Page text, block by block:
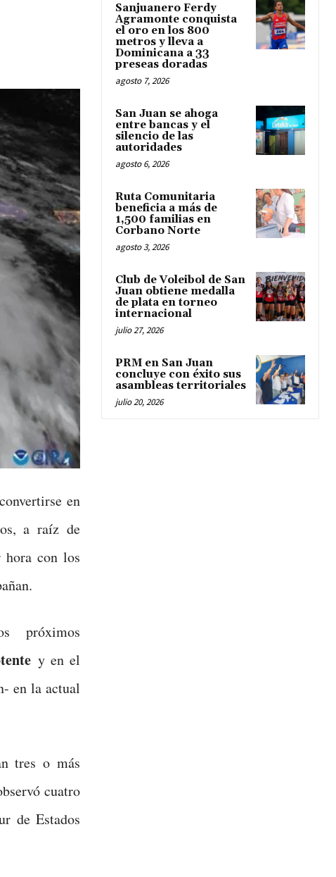
en
a raíz de
con los
próximos
y en el
en la actual
tres o más
cuatro
de Estados
Sanjuanero Ferdy
Agramonte conquista
el oro en los 800
metros y lleva a
Dominicana a 33
preseas doradas
agosto 7, 2026
San Juan se ahoga
entre bancas y el
silencio de las
autoridades
agosto 6, 2026
Ruta Comunitaria
beneficia a más de
1,500 familias en
Corbano Norte
agosto 3, 2026
Club de Voleibol de San
Juan obtiene medalla
de plata en torneo
internacional
julio 27, 2026
PRM en San Juan
concluye con éxito sus
asambleas territoriales
julio 20, 2026